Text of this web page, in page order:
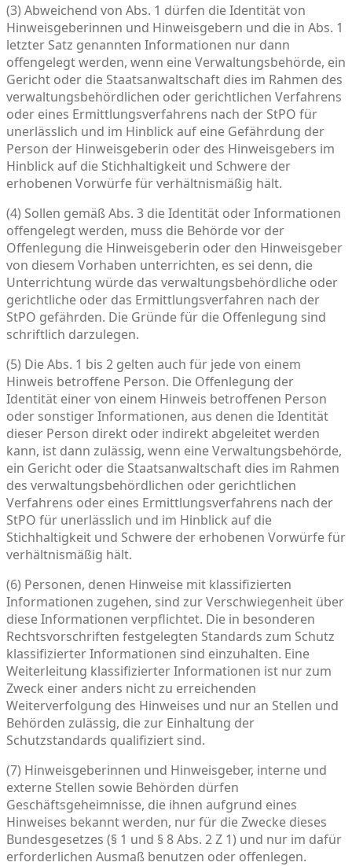
(3) Abweichend von Abs. 1 dürfen die Identität von
Hinweisgeberinnen und Hinweisgebern und die in Abs. 1
letzter Satz genannten Informationen nur dann
offengelegt werden, wenn eine Verwaltungsbehörde, ein
Gericht oder die Staatsanwaltschaft dies im Rahmen des
verwaltungsbehördlichen oder gerichtlichen Verfahrens
oder eines Ermittlungsverfahrens nach der StPO für
unerlässlich und im Hinblick auf eine Gefährdung der
Person der Hinweisgeberin oder des Hinweisgebers im
Hinblick auf die Stichhaltigkeit und Schwere der
erhobenen Vorwürfe für verhältnismäßig hält.
(4) Sollen gemäß Abs. 3 die Identität oder Informationen
offengelegt werden, muss die Behörde vor der
Offenlegung die Hinweisgeberin oder den Hinweisgeber
von diesem Vorhaben unterrichten, es sei denn, die
Unterrichtung würde das verwaltungsbehördliche oder
gerichtliche oder das Ermittlungsverfahren nach der
StPO gefährden. Die Gründe für die Offenlegung sind
schriftlich darzulegen.
(5) Die Abs. 1 bis 2 gelten auch für jede von einem
Hinweis betroffene Person. Die Offenlegung der
Identität einer von einem Hinweis betroffenen Person
oder sonstiger Informationen, aus denen die Identität
dieser Person direkt oder indirekt abgeleitet werden
kann, ist dann zulässig, wenn eine Verwaltungsbehörde,
ein Gericht oder die Staatsanwaltschaft dies im Rahmen
des verwaltungsbehördlichen oder gerichtlichen
Verfahrens oder eines Ermittlungsverfahrens nach der
StPO für unerlässlich und im Hinblick auf die
Stichhaltigkeit und Schwere der erhobenen Vorwürfe für
verhältnismäßig hält.
(6) Personen, denen Hinweise mit klassifizierten
Informationen zugehen, sind zur Verschwiegenheit über
diese Informationen verpflichtet. Die in besonderen
Rechtsvorschriften festgelegten Standards zum Schutz
klassifizierter Informationen sind einzuhalten. Eine
Weiterleitung klassifizierter Informationen ist nur zum
Zweck einer anders nicht zu erreichenden
Weiterverfolgung des Hinweises und nur an Stellen und
Behörden zulässig, die zur Einhaltung der
Schutzstandards qualifiziert sind.
(7) Hinweisgeberinnen und Hinweisgeber, interne und
externe Stellen sowie Behörden dürfen
Geschäftsgeheimnisse, die ihnen aufgrund eines
Hinweises bekannt werden, nur für die Zwecke dieses
Bundesgesetzes (§ 1 und § 8 Abs. 2 Z 1) und nur im dafür
erforderlichen Ausmaß benutzen oder offenlegen.